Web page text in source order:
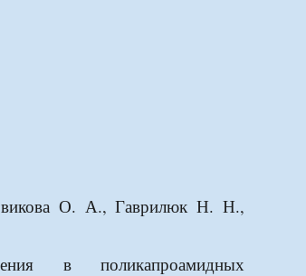
О. А., Гаврилюк Н. Н.,
в поликапроамидных